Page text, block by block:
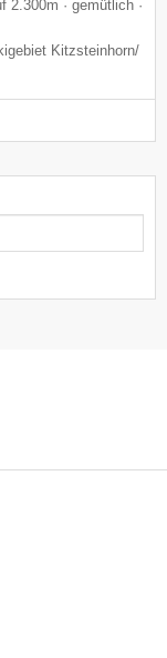
2.300m · gemütlich ·
Kitzsteinhorn/​